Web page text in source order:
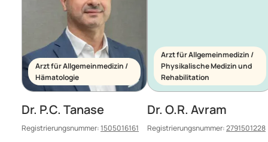
Arzt für Allgemeinmedizin /
Hämatologie
Dr. P.C. Tanase
Registrierungsnummer:1505016161
Arzt für Allgemeinmedizin /
Physikalische Medizin und
Rehabilitation
Dr. O.R. Avram
Registrierungsnummer:2791501228